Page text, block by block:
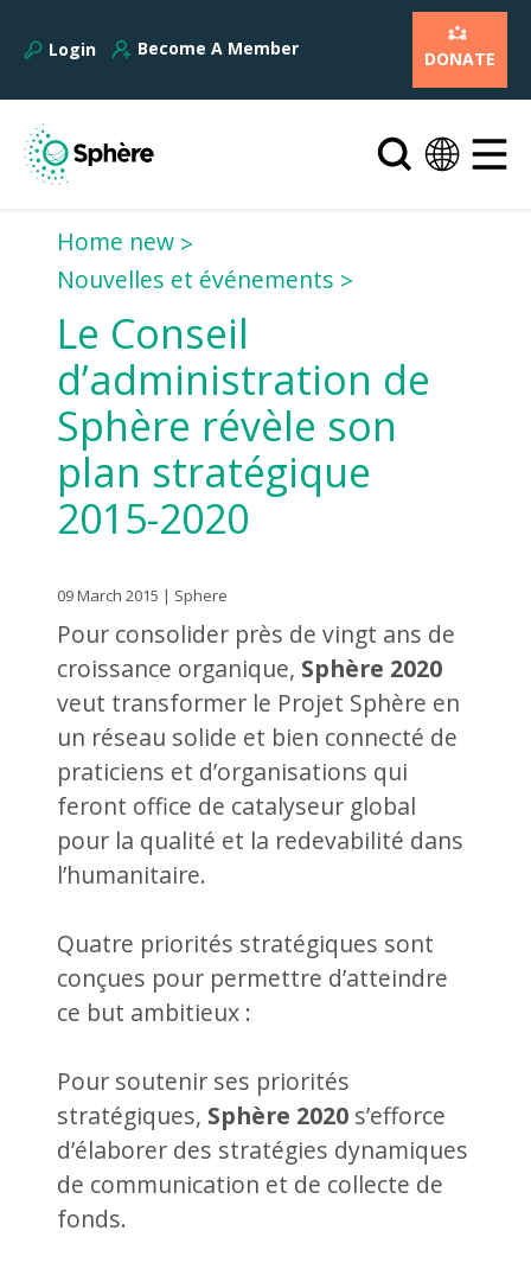
Login Become A Member DONATE
Home new
Nouvelles et événements
Le Conseil
d’administration de
Sphère révèle son
plan stratégique
2015-2020
09 March 2015 | Sphere
Pour consolider près de vingt ans de
croissance organique, Sphère 2020
veut transformer le Projet Sphère en
un réseau solide et bien connecté de
praticiens et d’organisations qui
feront office de catalyseur global
pour la qualité et la redevabilité dans
l’humanitaire.
Quatre priorités stratégiques sont
conçues pour permettre d’atteindre
ce but ambitieux :
Pour soutenir ses priorités
stratégiques, Sphère 2020 s’efforce
d’élaborer des stratégies dynamiques
de communication et de collecte de
fonds.